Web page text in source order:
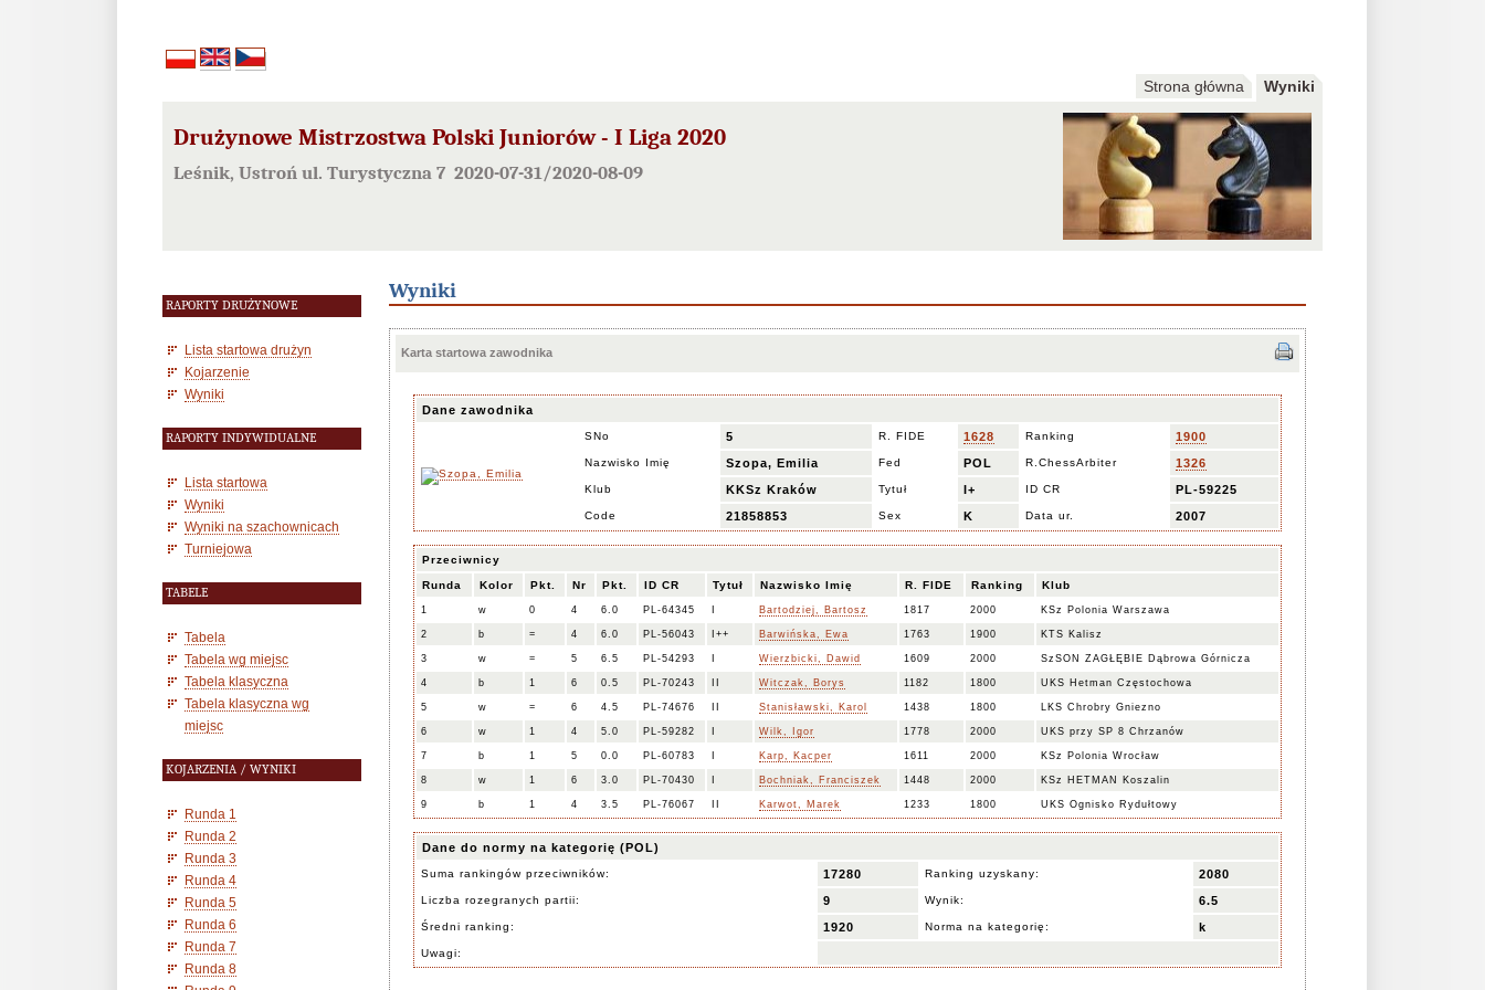
Strona główna Wyniki
Drużynowe Mistrzostwa Polski Juniorów - I Liga 2020
Leśnik, Ustroń ul. Turystyczna 7 2020-07-31/2020-08-09
RAPORTY DRUŻYNOWE
Lista startowa drużyn
Kojarzenie
Wyniki
RAPORTY INDYWIDUALNE
Lista startowa
Wyniki
Wyniki na szachownicach
Turniejowa
TABELE
Tabela
Tabela wg miejsc
Tabela klasyczna
Tabela klasyczna wg
miejsc
KOJARZENIA / WYNIKI
Runda 1
Runda 2
Runda 3
Runda 4
Runda 5
Runda 6
Runda 7
Runda 8
Wyniki
Karta startowa zawodnika
Dane zawodnika
SNo 5 R. FIDE 1628 Ranking 1900
Nazwisko Imię Szopa, Emilia Fed POL R.ChessArbiter 1326
Klub KKSz Kraków Tytuł I+ ID CR PL-59225
Code 21858853 Sex K Data ur. 2007
Przeciwnicy
Runda Kolor Pkt. Nr Pkt. ID CR Tytuł Nazwisko Imię R. FIDE Ranking Klub
1 w 0 4 6.0 PL-64345 Bartodziej, Bartosz 1817 2000 KSz Polonia Warszawa
2 b = 4 6.0 PL-56043 I++ Barwińska, Ewa 1763 1900 KTS Kalisz
3 w = 5 6.5 PL-54293 Wierzbicki, Dawid 1609 2000 SzSON ZAGŁĘBIE Dąbrowa Górnicza
4 b 1 6 0.5 PL-70243 Witczak, Borys 1182 1800 UKS Hetman Częstochowa
5 w = 6 4.5 PL-74676 Stanisławski, Karol 1438 1800 LKS Chrobry Gniezno
6 w 1 4 5.0 PL-59282 Wilk, Igor 1778 2000 UKS przy SP 8 Chrzanów
7 b 1 5 0.0 PL-60783 Karp, Kacper 1611 2000 KSz Polonia Wrocław
8 w 1 6 3.0 PL-70430 Bochniak, Franciszek 1448 2000 KSz HETMAN Koszalin
9 b 1 4 3.5 PL-76067 Karwot, Marek 1233 1800 UKS Ognisko Rydułtowy
Dane do normy na kategorię (POL)
Suma rankingów przeciwników: 17280 Ranking uzyskany: 2080
Liczba rozegranych partii: 9 Wynik: 6.5
Średni ranking: 1920 Norma na kategorię: k
Uwagi: